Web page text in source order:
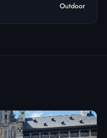
Outdoor